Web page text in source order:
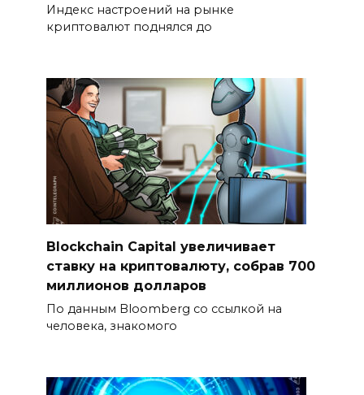
Индекс настроений на рынке
криптовалют поднялся до
Blockchain Capital увеличивает
ставку на криптовалюту, собрав 700
миллионов долларов
По данным Bloomberg со ссылкой на
человека, знакомого